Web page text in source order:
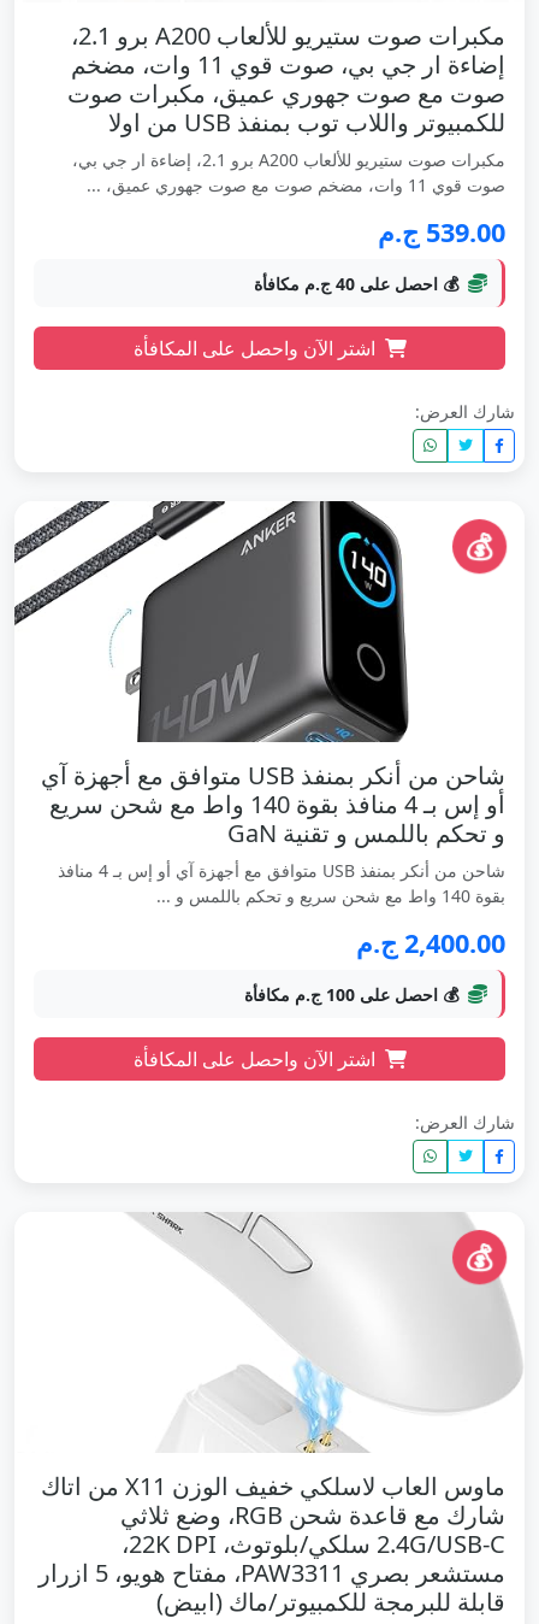
مكبرات صوت ستيريو للألعاب A200 برو 2.1،
إضاءة ار جي بي، صوت قوي 11 وات، مضخم
صوت مع صوت جهوري عميق، مكبرات صوت
للكمبيوتر واللاب توب بمنفذ USB من اولا
مكبرات صوت ستيريو للألعاب A200 برو 2.1، إضاءة ار جي بي،
صوت قوي 11 وات، مضخم صوت مع صوت جهوري عميق، ...
539.00 ج.م
💰 احصل على 40 ج.م مكافأة
اشتر الآن واحصل على المكافأة
شارك العرض:
💰
شاحن من أنكر بمنفذ USB متوافق مع أجهزة آي
أو إس بـ 4 منافذ بقوة 140 واط مع شحن سريع
و تحكم باللمس و تقنية GaN
شاحن من أنكر بمنفذ USB متوافق مع أجهزة آي أو إس بـ 4 منافذ
بقوة 140 واط مع شحن سريع و تحكم باللمس و ...
2,400.00 ج.م
💰 احصل على 100 ج.م مكافأة
اشتر الآن واحصل على المكافأة
شارك العرض:
💰
ماوس العاب لاسلكي خفيف الوزن X11 من اتاك
شارك مع قاعدة شحن RGB، وضع ثلاثي
2.4G/USB-C سلكي/بلوتوث، 22K DPI،
مستشعر بصري PAW3311، مفتاح هويو، 5 ازرار
قابلة للبرمجة للكمبيوتر/ماك (ابيض)